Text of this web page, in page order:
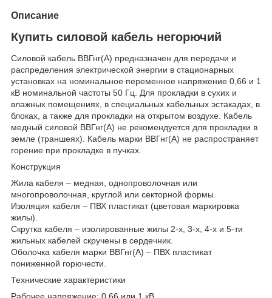
Описание
Купить силовой кабель негорючий
Силовой кабель ВВГнг(А) предназначен для передачи и
распределения электрической энергии в стационарных
установках на номинальное переменное напряжение 0,66 и 1
кВ номинальной частоты 50 Гц. Для прокладки в сухих и
влажных помещениях, в специальных кабельных эстакадах, в
блоках, а также для прокладки на открытом воздухе. Кабель
медный силовой ВВГнг(А) не рекомендуется для прокладки в
земле (траншеях). Кабель марки ВВГнг(А) не распространяет
горение при прокладке в пучках.
Конструкция
Жила кабеля – медная, однопроволочная или
многопроволочная, круглой или секторной формы.
Изоляция кабеля – ПВХ пластикат (цветовая маркировка
жилы).
Скрутка кабеля – изолированные жилы 2-х, 3-х, 4-х и 5-ти
жильных кабелей скручены в сердечник.
Оболочка кабеля марки ВВГнг(А) – ПВХ пластикат
пониженной горючести.
Технические характеристики